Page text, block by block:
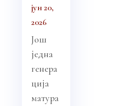
јун 20,
2026
Још
једна
генера
ција
матура